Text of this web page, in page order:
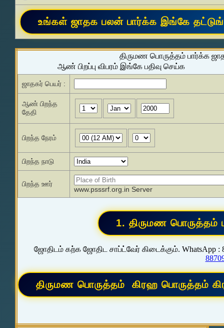
திருமண பொருத்தம் பார்க்க
ஆண் பிறப்பு விபரம் இங்கே பதிவு செய்க
ஜாதகர் பெயர் :
ஆண் பிறந்த
தேதி
பிறந்த நேரம்
பிறந்த நாடு
பிறந்த ஊர்
www.psssrf.org.in Server
ஜோதிடம் கற்க ஜோதிட சாப்ட்வேர் கிடைக்கும். WhatsApp :